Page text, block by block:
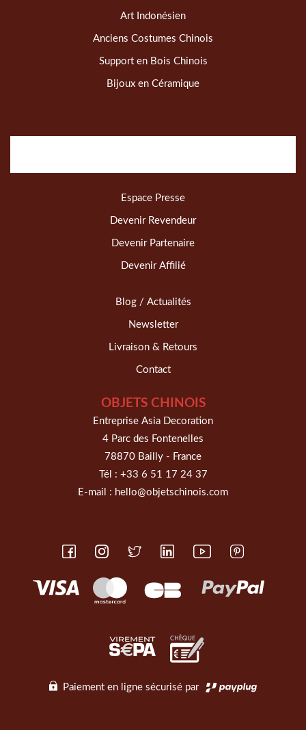
Art Indonésien
Anciens Costumes Chinois
Support en Bois Chinois
Bijoux en Céramique
Espace Presse
Devenir Revendeur
Devenir Partenaire
Devenir Affilié
Blog / Actualités
Newsletter
Livraison & Retours
Contact
OBJETS CHINOIS
Entreprise Asia Decoration
4 Parc des Fontenelles
78870 Bailly - France
Tél : +33 6 51 17 24 37
E-mail : hello@objetschinois.com
Paiement en ligne sécurisé par